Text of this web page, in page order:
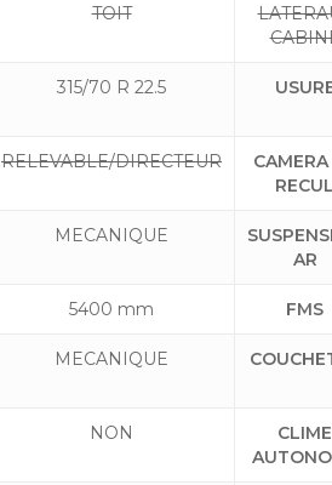
TOIT
315/70 R 22.5
RELEVABLE/DIRECTEUR
MECANIQUE
AR
5400 mm FMS
MECANIQUE
NON
CLIME